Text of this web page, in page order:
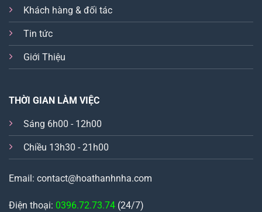
Khách hàng & đối tác
Tin tức
Giới Thiệu
THỜI GIAN LÀM VIỆC
Sáng 6h00 - 12h00
Chiều 13h30 - 21h00
Email: contact@hoathanhnha.com
Điện thoại: 0396.72.73.74 (24/7)